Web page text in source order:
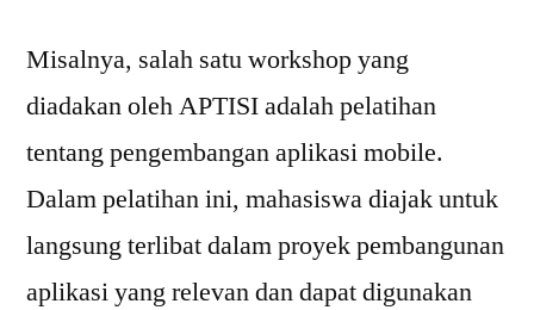
Misalnya, salah satu workshop yang
diadakan oleh APTISI adalah pelatihan
tentang pengembangan aplikasi mobile.
Dalam pelatihan ini, mahasiswa diajak untuk
langsung terlibat dalam proyek pembangunan
aplikasi yang relevan dan dapat digunakan